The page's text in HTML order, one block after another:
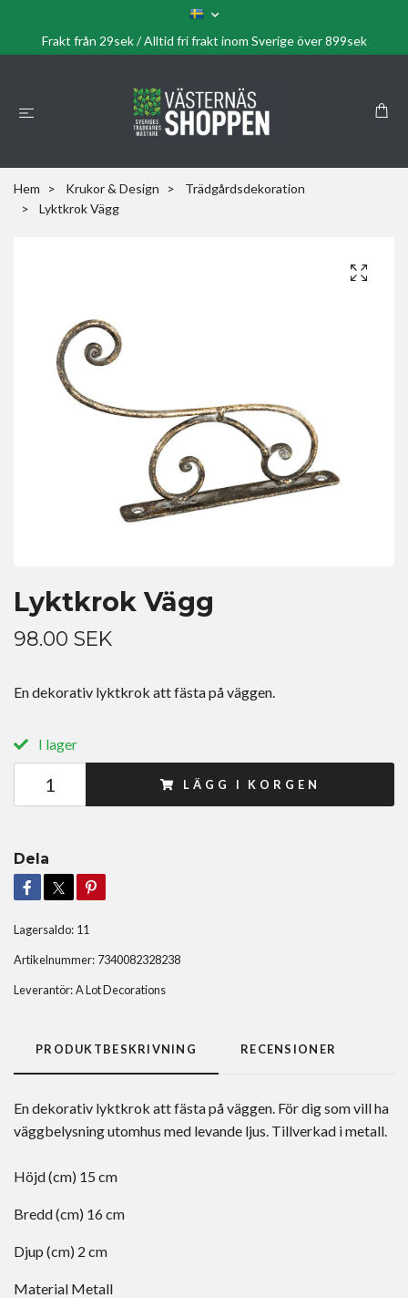
Frakt från 29sek / Alltid fri frakt inom Sverige över 899sek
Hem Krukor & Design
Trädgårdsdekoration
Lyktkrok Vägg
Lyktkrok Vägg
98.00 SEK
En dekorativ lyktkrok att fästa på väggen.
I lager
LÄGG I KORGEN
Dela
Lagersaldo: 11
Artikelnummer: 7340082328238
Leverantör:A Lot Decorations
PRODUKTBESKRIVNING RECENSIONER
En dekorativ lyktkrok att fästa på väggen. För dig som vill ha
väggbelysning utomhus med levande ljus. Tillverkad i metall.
Höjd (cm) 15 cm
Bredd (cm) 16 cm
Djup (cm) 2 cm
Material Metall